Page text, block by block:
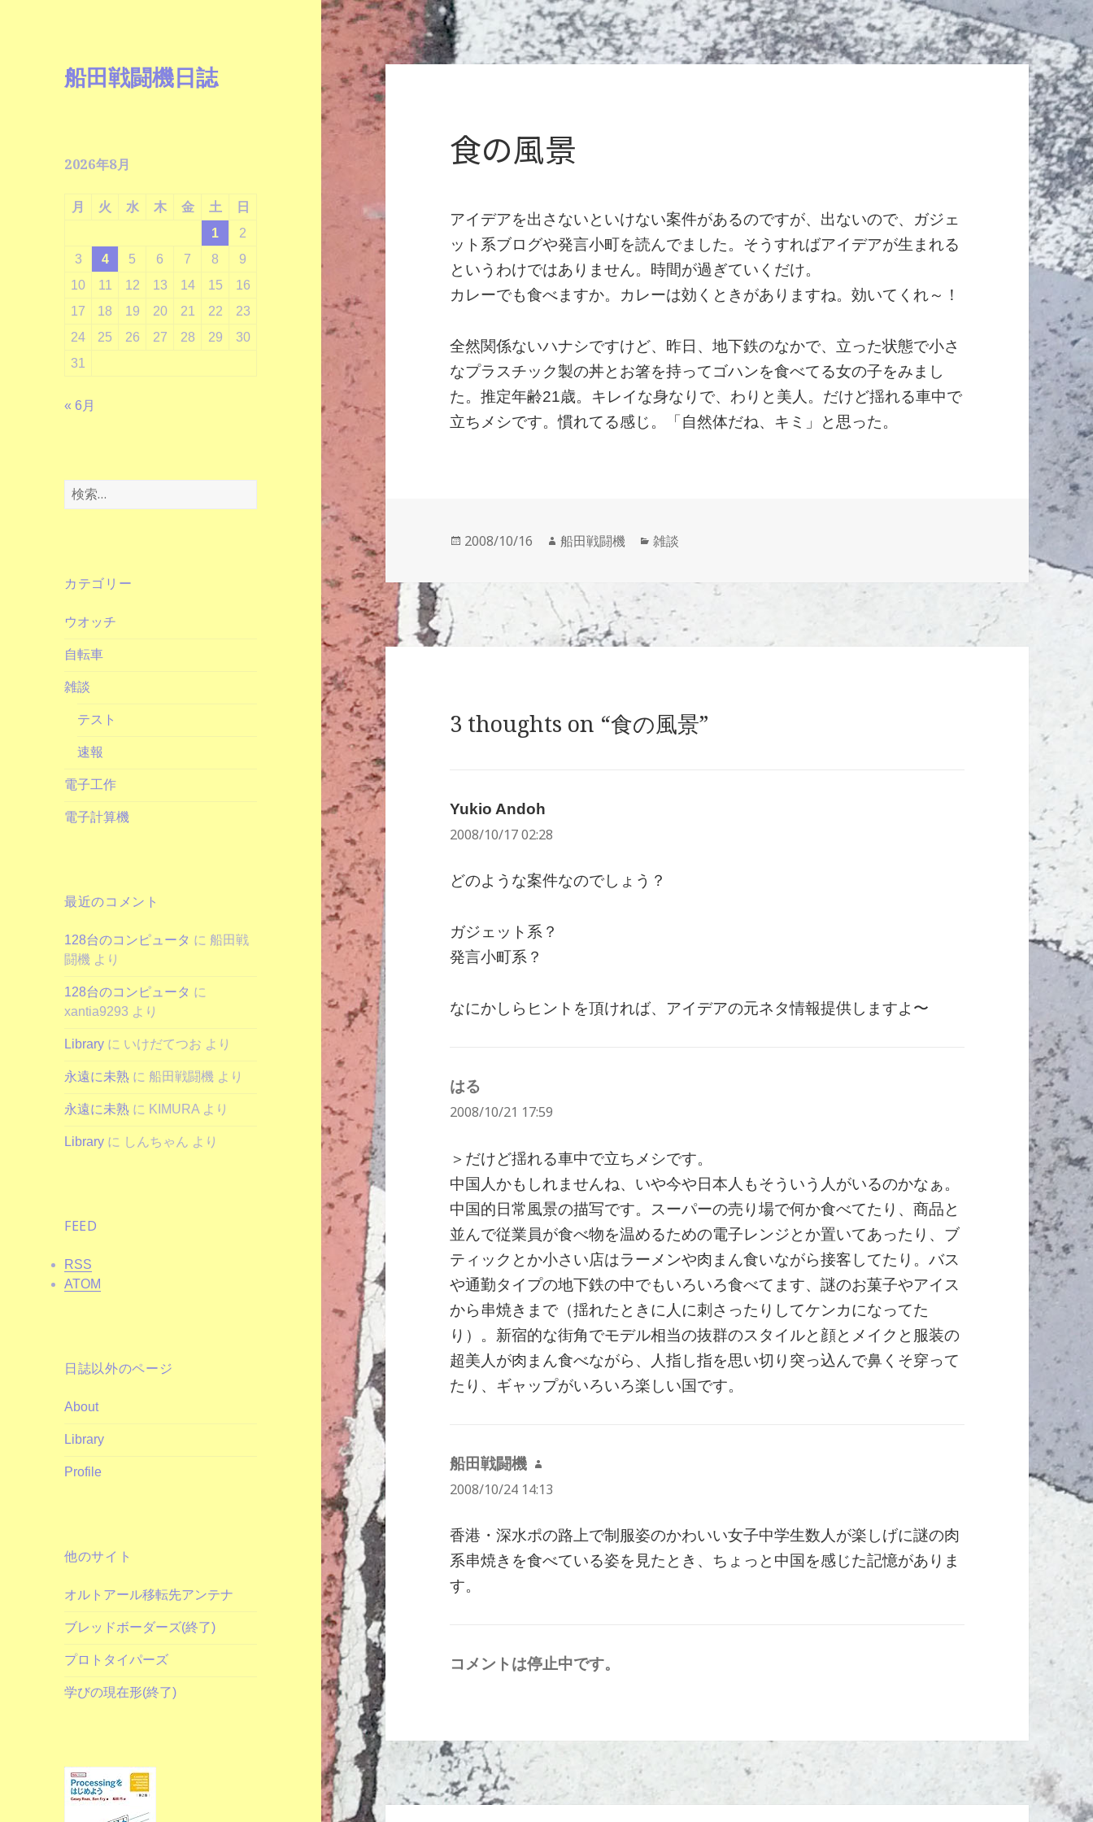
船田戦闘機日誌
2026年8月
月 火 水 木 金 土
日
1
2
3
4 5 6 7 8
9
10
11 12 13 14 15
16
17
18 19 20 21 22
23
24
25 26 27 28 29
30
31
« 6月
検
索:
カテゴリー
ウオッチ
自転車
雑談
テスト
速報
電子工作
電子計算機
最近のコメント
128台のコンピュータ に船田戦
闘機 より
128台のコンピュータ に
xantia9293 より
Library に いけだてつお より
永遠に未熟 に船田戦闘機 より
永遠に未熟 に KIMURA より
Library に しんちゃん より
FEED
RSS
ATOM
日誌以外のページ
About
Library
Profile
他のサイト
オルトアール移転先アンテナ
ブレッドボーダーズ(終了)
プロトタイパーズ
学びの現在形(終了)
食の風景
アイデアを出さないといけない案件があるのですが、出ないので、ガジェ
ット系ブログや発言小町を読んでました。そうすればアイデアが生まれる
というわけではありません。時間が過ぎていくだけ。
カレーでも食べますか。カレーは効くときがありますね。効いてくれ～！
全然関係ないハナシですけど、昨日、地下鉄のなかで、立った状態で小さ
なプラスチック製の丼とお箸を持ってゴハンを食べてる女の子をみまし
た。推定年齢21歳。キレイな身なりで、わりと美人。だけど揺れる車中で
立ちメシです。慣れてる感じ。「自然体だね、キミ」と思った。
投
2008/10/16
作
者
船田戦闘機
カ
ゴ
リ
ー
雑談
3 thoughts on “食の風景”
Yukio Andoh
り:
2008/10/17 02:28
どのような案件なのでしょう？
ガジェット系？
発言小町系？
なにかしらヒントを頂ければ、アイデアの元ネタ情報提供しますよ〜
はる
り:
2008/10/21 17:59
＞だけど揺れる車中で立ちメシです。
中国人かもしれませんね、いや今や日本人もそういう人がいるのかなぁ。
中国的日常風景の描写です。スーパーの売り場で何か食べてたり、商品と
並んで従業員が食べ物を温めるための電子レンジとか置いてあったり、ブ
ティックとか小さい店はラーメンや肉まん食いながら接客してたり。バス
や通勤タイプの地下鉄の中でもいろいろ食べてます、謎のお菓子やアイス
から串焼きまで（揺れたときに人に刺さったりしてケンカになってた
り）。新宿的な街角でモデル相当の抜群のスタイルと顔とメイクと服装の
超美人が肉まん食べながら、人指し指を思い切り突っ込んで鼻くそ穿って
たり、ギャップがいろいろ楽しい国です。
船田戦闘機
よ
り:
2008/10/24 14:13
香港・深水ポの路上で制服姿のかわいい女子中学生数人が楽しげに謎の肉
系串焼きを食べている姿を見たとき、ちょっと中国を感じた記憶がありま
す。
コメントは停止中です。